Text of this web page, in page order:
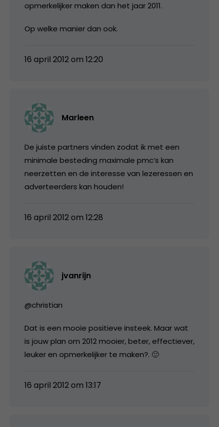
opmerkelijker maken dan het jaar 2011.
Op welke manier dan ook.
16 april 2012 om 12:20
Marleen
De juiste partners vinden zodat ik met een
minimale besteding maximale pmc’s kan
neerzetten en de interesse van lezeressen en
adverteerders kan houden!
16 april 2012 om 12:28
jvanrijn
@christian
Dat is een mooie positieve insteek. Maar wat
is jouw plan om 2012 mooier, beter, effectiever,
leuker en opmerkelijker te maken?. 🙂
16 april 2012 om 13:17